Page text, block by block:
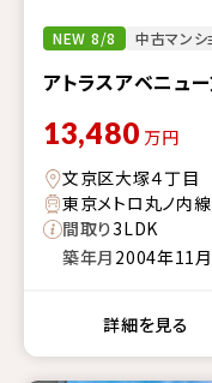
NEW 8/8 中古マンシ
アトラスアベニュ
13,480 万円
文京区大塚４丁目
東京メトロ丸ノ内
間取り3LDK
築年月 2004年11月
詳細を見る